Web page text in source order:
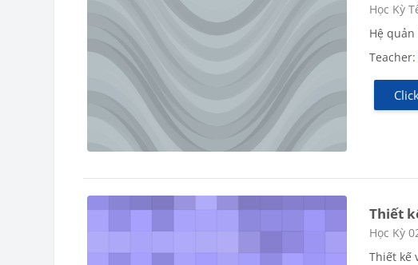
Course
Học Kỳ
Hệ quản
Thiết
Course
Học Kỳ
Thiết kế